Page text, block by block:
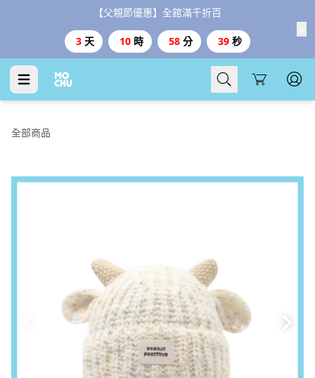
【父親節優惠】全館滿千折百
3 天 10 時 58 分 38 秒
Cart
全部商品